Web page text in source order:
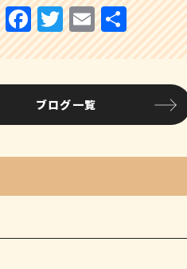
F
a
c
e
b
o
k
T
w
it
te
r
E
m
ai
l
共
有
ブログ一覧